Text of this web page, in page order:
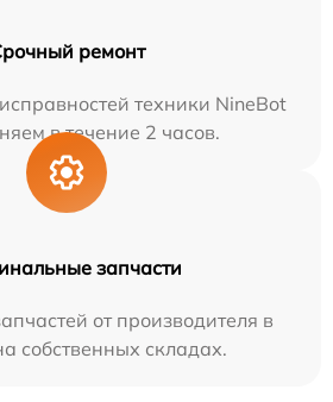
ремонт
техники NineBot
в течение 2 часов.
запчасти
от производителя в
собственных складах.